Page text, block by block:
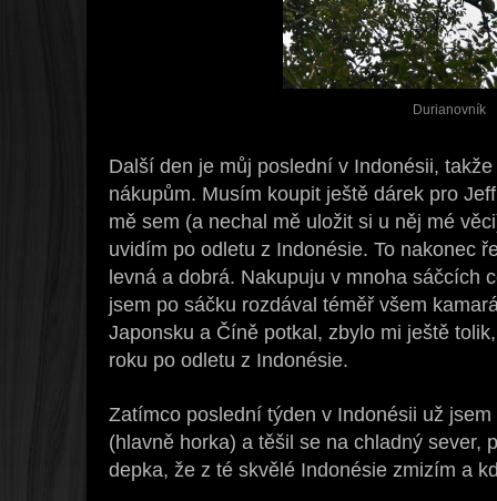
Durianovník
Další den je můj poslední v Indonésii,
nákupům. Musím koupit ještě dárek pro
mě sem (a nechal mě uložit si u něj mé
uvidím po odletu z Indonésie. To nakonec
levná a dobrá. Nakupuju v mnoha sáčcích
jsem po sáčku rozdával téměř všem
Japonsku a Číně potkal, zbylo mi ještě
roku po odletu z Indonésie.
Zatímco poslední týden v Indonésii už
(hlavně horka) a těšil se na chladný sever,
depka, že z té skvělé Indonésie zmizím a